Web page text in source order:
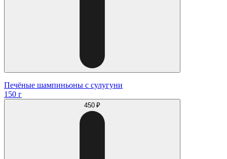
Печёные шампиньоны с сулугуни
150 г
450 ₽